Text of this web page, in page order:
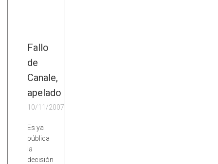
Fallo
de
Canale,
apelado
10/11/2007
Es ya
pública
la
decisión